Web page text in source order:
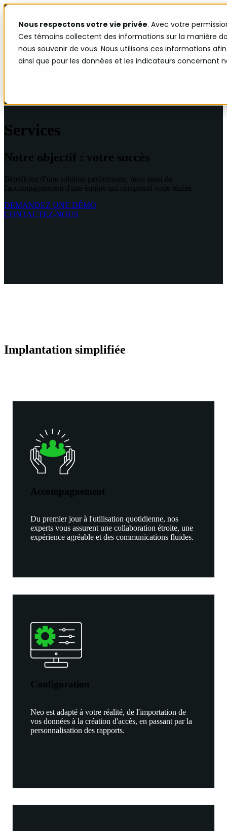
Nous respectons votre vie privée. Avec votre
Ces témoins collectent des informations sur la manière
nous souvenir de vous. Nous utilisons ces informations
ainsi que pour les données et les indicateurs concernant
Open main navigation
Services
Notre objectif : votre succès
Bénéficiez d’une solution performante, mais aussi de
l'accompagnement d'une équipe qui comprend votre réalité.
DEMANDEZ UNE DÉMO
CONTACTEZ-NOUS
Implantation simplifiée
Accompagnement
Du premier jour à l'utilisation quotidienne, nos
experts vous assurent une collaboration étroite, une
expérience agréable et des communications fluides.
Configuration
Neo est adapté à votre réalité, de l'importation de
vos données à la création d'accès, en passant par la
personnalisation des rapports.